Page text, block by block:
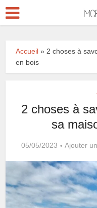
Accueil » 2 choses à
en bois
2 choses à
sa
05/05/2023 Ajouter